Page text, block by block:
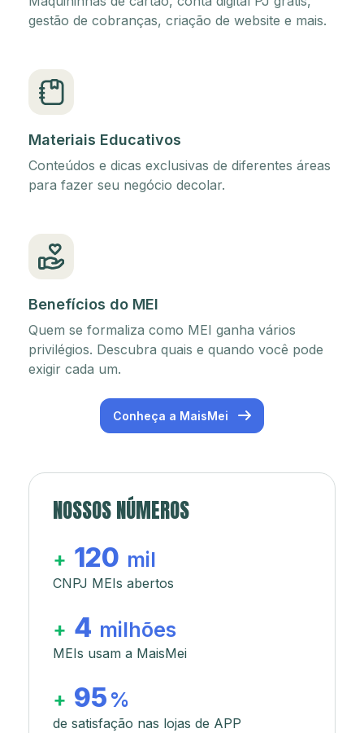
gestão de cobranças, criação de website e mais.
Materiais Educativos
Conteúdos e dicas exclusivas de diferentes áreas
para fazer seu negócio decolar.
Benefícios do MEI
Quem se formaliza como MEI ganha vários
privilégios. Descubra quais e quando você pode
exigir cada um.
Conheça a MaisMei
NOSSOS NÚMEROS
+ 120 mil
CNPJ MEIs abertos
+ 4 milhões
MEIs usam a MaisMei
+ 95 %
de satisfação nas lojas de APP